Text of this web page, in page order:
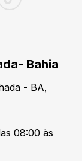
Bahia
- BA,
08:00 às